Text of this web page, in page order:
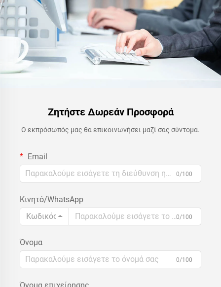
Ζητήστε Δωρεάν Προσφορά
Ο εκπρόσωπός μας θα επικοινωνήσει μαζί σας σύντομα.
Email
0/100
Κινητό/WhatsApp
Κωδικός
0/100
Όνομα
0/100
Όνομα επιχείρησης